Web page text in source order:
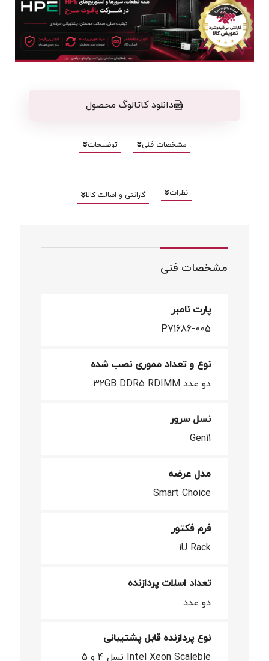
دانلود کاتالوگ محصول
مشخصات فنی توضیحات
نظرات گارانتی و اصالت کالا
مشخصات فنی
پارت نامبر
P71686-005
نوع و تعداد مموری نصب شده
دو عدد 32GB DDR5 RDIMM
نسل سرور
Gen11
مدل عرضه
Smart Choice
فرم فکتور
1U Rack
تعداد اسلات پردازنده
دو عدد
نوع پردازنده قابل پشتیبانی
Intel Xeon Scaleble نسل 4 و 5